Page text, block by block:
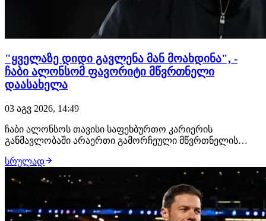
"ყველაზე დიდი გავლენა მან მოახდინა", -
ჩაბი ალონსომ ფავორიტი მწვრთნელი
დაასახელა
03 აგვ 2026, 14:49
ჩაბი ალონსოს თავისი საფეხბურთო კარიერის
განმავლობაში არაერთი გამორჩეული მწვრთნელის
კარლო ანჩელოტი, ჟოზე მოურინიო, პეპ გუარდიოლა და
სხვები. თავად ესპანელი თავკაცის თქმით, ყველაზე დიდი
გავლენა მასზე ბარსელონას ექს-დამრიგებელმა
სრულად